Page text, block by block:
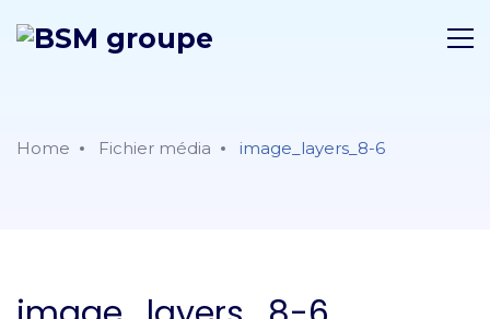
Home Fichier média image_layers_8-6